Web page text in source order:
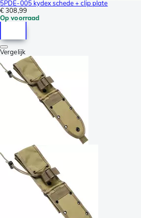
5PDE-005 kydex schede + clip plate
€ 308,99
Op voorraad
Vergelijk